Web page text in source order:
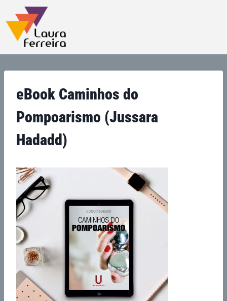
eBook Caminhos do
Pompoarismo (Jussara
Hadadd)